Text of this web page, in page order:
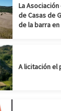
La
de Casas de
de la barra en
A licitación el